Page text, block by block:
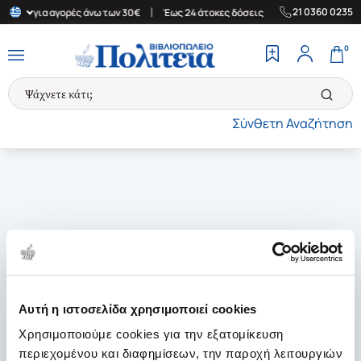
Αυτή η ιστοσελίδα χρησιμοποιεί cookies
Χρησιμοποιούμε cookies για την εξατομίκευση
περιεχομένου και διαφημίσεων, την παροχή λειτουργιών
για αγορές άνω των 30€ Έως 24 άτοκες δόσεις | Δωρεάν
21 0360 0235
Σύνθετη Αναζήτηση
0